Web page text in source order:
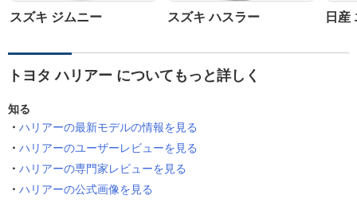
スズキ ジムニー スズキ ハスラー 日産
トヨタ ハリアー についてもっと詳しく
知る
ハリアーの最新モデルの情報を見る
ハリアーのユーザーレビューを見る
ハリアーの専門家レビューを見る
ハリアーの公式画像を見る